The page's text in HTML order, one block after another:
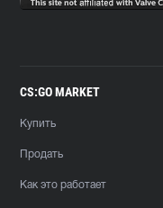
CS:GO MARKET
Купить
Продать
Как это работает